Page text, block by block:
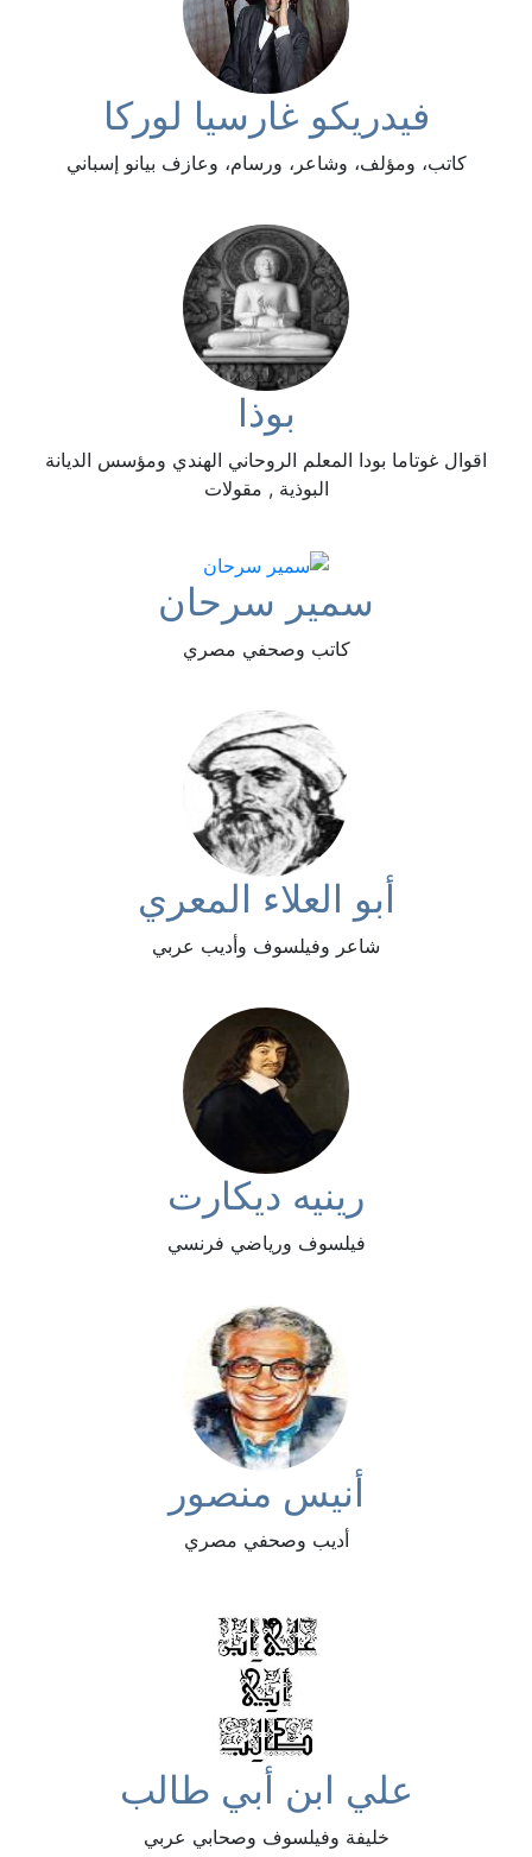
فيدريكو غارسيا لوركا
كاتب، ومؤلف، وشاعر، ورسام، وعازف بيانو إسباني
بوذا
اقوال غوتاما بودا المعلم الروحاني الهندي ومؤسس الديانة
البوذية , مقولات
سمير سرحان
كاتب وصحفي مصري
أبو العلاء المعري
شاعر وفيلسوف وأديب عربي
رينيه ديكارت
فيلسوف ورياضي فرنسي
أنيس منصور
أديب وصحفي مصري
علي ابن أبي طالب
خليفة وفيلسوف وصحابي عربي